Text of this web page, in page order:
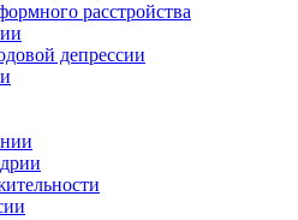
расстройства
депрессии